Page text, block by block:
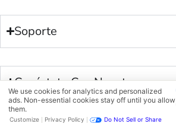
Soporte
Conéctate Con Nosotros
We use cookies for analytics and personalized
ads. Non-essential cookies stay off until you allow
them.
Customize Privacy Policy Do Not Sell or Share